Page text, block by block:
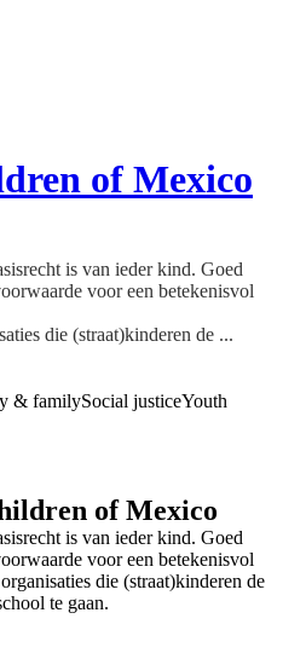
of Mexico
is van ieder kind. Goed
voor een betekenisvol
die (straat)kinderen de ...
& familySocial justiceYouth
of Mexico
is van ieder kind. Goed
voor een betekenisvol
die (straat)kinderen de
te gaan.